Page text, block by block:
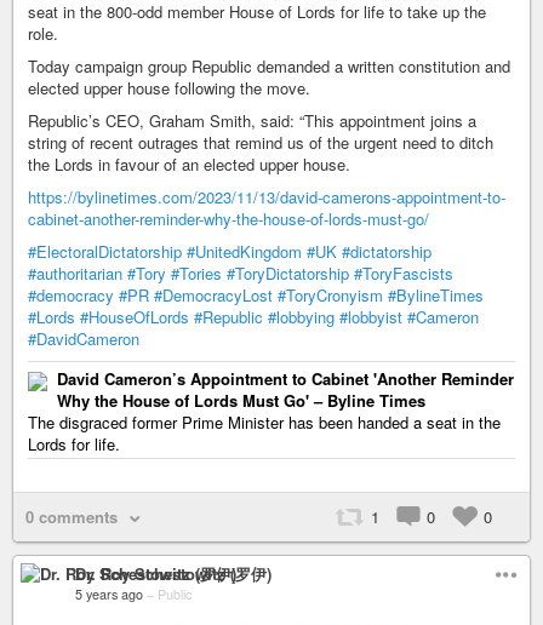
seat in the 800-odd member House of Lords for life to take up the
role.
Today campaign group Republic demanded a written constitution and
elected upper house following the move.
Republic’s CEO, Graham Smith, said: “This appointment joins a
string of recent outrages that remind us of the urgent need to ditch
the Lords in favour of an elected upper house.
https://bylinetimes.com/2023/11/13/david-camerons-appointment-to-
cabinet-another-reminder-why-the-house-of-lords-must-go/
#ElectoralDictatorship #UnitedKingdom #UK #dictatorship
#authoritarian #Tory #Tories #ToryDictatorship #ToryFascists
#democracy #PR #DemocracyLost #ToryCronyism #BylineTimes
#Lords #HouseOfLords #Republic #lobbying #lobbyist #Cameron
#DavidCameron
David Cameron’s Appointment to Cabinet 'Another Reminder
Why the House of Lords Must Go' – Byline Times
The disgraced former Prime Minister has been handed a seat in the
Lords for life.
0 comments 1 0 0
Dr. Roy Schestowitz (罗伊)
5 years ago – Public